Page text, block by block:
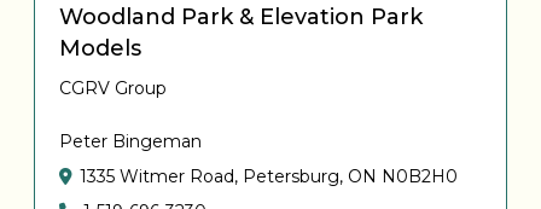
Woodland Park & Elevation Park
Models
CGRV Group
Peter Bingeman
1335 Witmer Road, Petersburg, ON N0B2H0